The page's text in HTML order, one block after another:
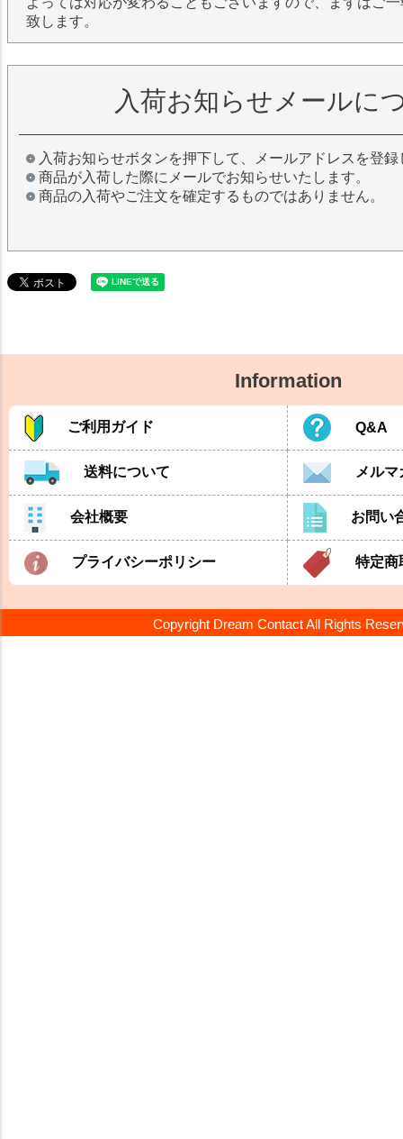
致します。
入荷お知らせメールに
入荷お知らせボタンを押下して、メールアドレスを登
商品が入荷した際にメールでお知らせいたします。
商品の入荷やご注文を確定するものではありません。
Information
ご利用ガイド Q&A
送料について メル
会社概要 お問い
プライバシーポリシー 特定商
Copyright Dream Contact All Rights